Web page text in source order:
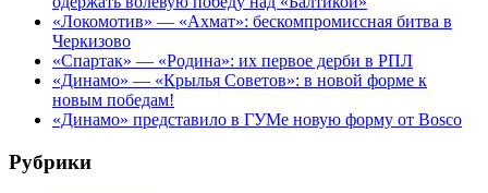
«Локомотив» — «Ахмат»: бескомпромиссная битва в
Черкизово
«Спартак» — «Родина»: их первое дерби в РПЛ
«Динамо» — «Крылья Советов»: в новой форме к
новым победам!
«Динамо» представило в ГУМе новую форму от Bosco
Рубрики